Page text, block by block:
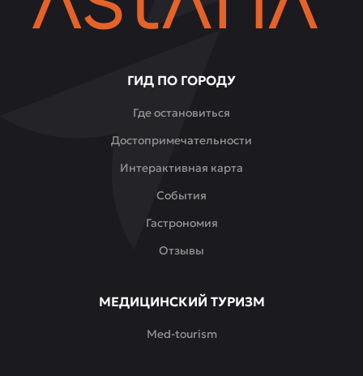
можно
расслабиться,
Востока
время
в
компании.
ГИД ПО ГОРОДУ
Где остановиться
Достопримечательности
Интерактивная карта
События
Гастрономия
Отзывы
МЕДИЦИНСКИЙ ТУРИЗМ
Med-tourism